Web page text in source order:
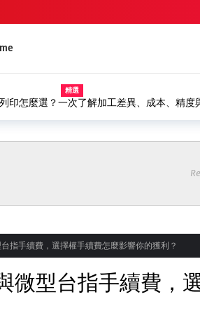
兒取名完整指南｜八字命名、生肖取名推
指手續費，選擇權手續費怎麼影響你的獲利？
微型台指手續費，